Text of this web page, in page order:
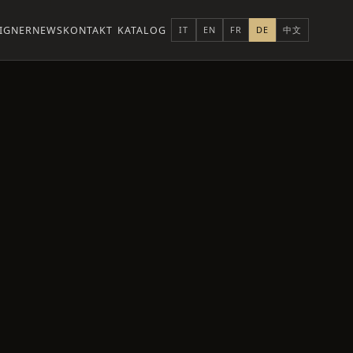
NEWSKONTAKT KATALOG IT EN FR DE 中文